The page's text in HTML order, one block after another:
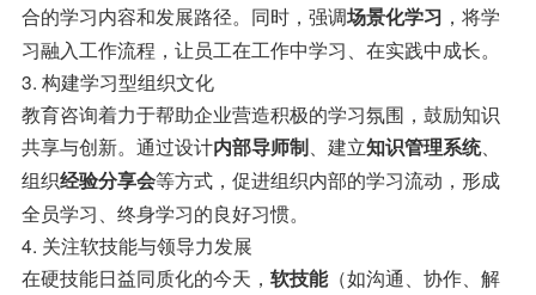
合的学习内容和发展路径。同时，强调场景化学习 ，将学
习融入工作流程，让员工在工作中学习、在实践中成长。
3. 构建学习型组织文化
教育咨询着力于帮助企业营造积极的学习氛围，鼓励知识
共享与创新。通过设计内部导师制、建立知识管理系统、
组织经验分享会等方式，促进组织内部的学习流动，形成
全员学习、终身学习的良好习惯。
4. 关注软技能与领导力发展
在硬技能日益同质化的今天， 软技能（如沟通、协作、解